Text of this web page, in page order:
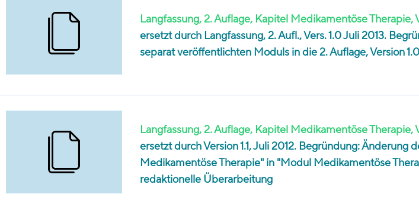
Langfassung, 2. Auflage, Kapitel Medikamentöse Therapie,
ersetzt durch Langfassung, 2. Aufl., Vers. 1.0 Juli 2013.
separat veröffentlichten Moduls in die 2. Auflage, Version
Langfassung, 2. Auflage, Kapitel Medikamentöse Therapie,
ersetzt durch Version 1.1, Juli 2012. Begründung: Änderung
Medikamentöse Therapie" in "Modul Medikamentöse
redaktionelle Überarbeitung